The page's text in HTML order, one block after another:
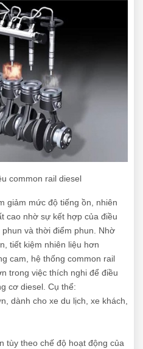
common rail diesel
giảm mức độ tiếng ồn, nhiên
cao nhờ sự kết hợp của điều
và thời điểm phun. Nhờ
tiết kiệm nhiên liệu hơn
cam, hệ thống common rail
trong việc thích nghi để điều
cơ diesel. Cụ thể:
dành cho xe du lịch, xe khách,
tùy theo chế độ hoạt động của